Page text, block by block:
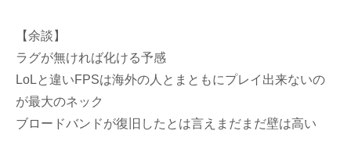
【余談】
ラグが無ければ化ける予感
LoLと違いFPSは海外の人とまともにプレイ出来ないの
が最大のネック
ブロードバンドが復旧したとは言えまだまだ壁は高い